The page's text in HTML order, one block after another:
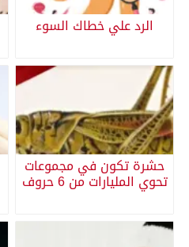
الرد علي خطاك السوء
حشرة تكون في مجموعات
تحوي المليارات من 6 حروف